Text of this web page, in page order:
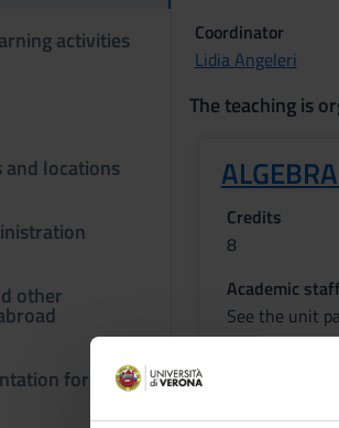
activities
and locations
other
for
Coordinator
Lidia Angeleri
The teaching is
Credits
8
Academic staff
See the unit
Learning